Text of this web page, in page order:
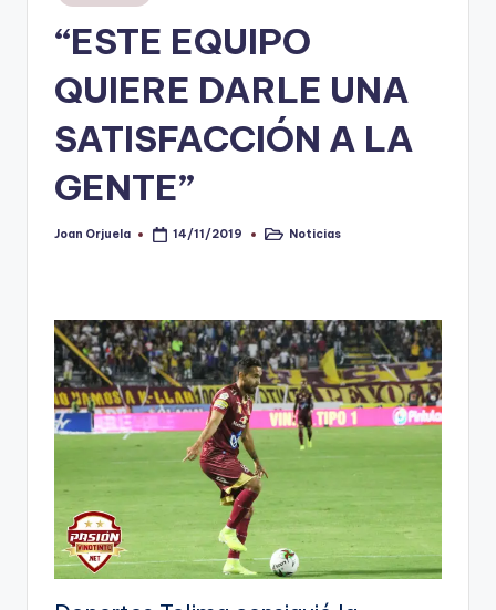
V
ti
en
“ESTE EQUIPO
QUIERE DARLE UNA
SATISFACCIÓN A LA
GENTE”
Publicado
Joan Orjuela 14/11/2019
Publicado
Noticias